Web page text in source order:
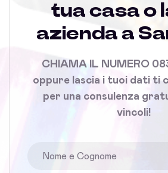
tua casa o
azienda a
CHIAMA IL NUMERO
oppure lascia i tuoi dati ti
per una consulenza
vincoli!